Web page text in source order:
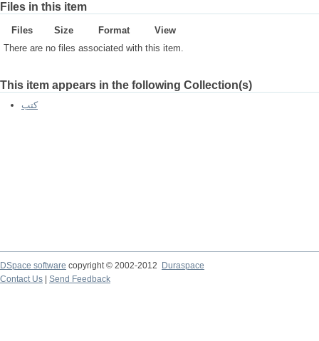
Files in this item
Files Size Format
View
There are no files associated with this item.
This item appears in the following Collection(s)
كتب
DSpace software copyright © 2002-2012
Duraspace
Contact Us
Send Feedback